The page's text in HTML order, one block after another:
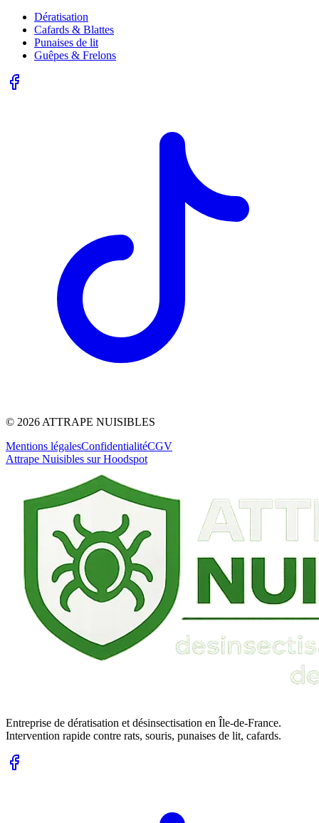
Dératisation
Cafards & Blattes
Punaises de lit
Guêpes & Frelons
© 2026 ATTRAPE NUISIBLES
Mentions légalesConfidentialitéCGV
Attrape Nuisibles sur Hoodspot
Entreprise de dératisation et désinsectisation en Île-de-France.
Intervention rapide contre rats, souris, punaises de lit, cafards.